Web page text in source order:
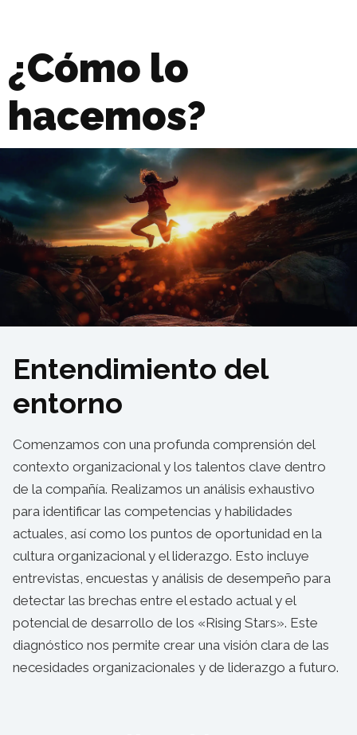
¿Cómo lo
hacemos?
Entendimiento del
entorno
Comenzamos con una profunda comprensión del
contexto organizacional y los talentos clave dentro
de la compañía. Realizamos un análisis exhaustivo
para identificar las competencias y habilidades
actuales, así como los puntos de oportunidad en la
cultura organizacional y el liderazgo. Esto incluye
entrevistas, encuestas y análisis de desempeño para
detectar las brechas entre el estado actual y el
potencial de desarrollo de los «Rising Stars». Este
diagnóstico nos permite crear una visión clara de las
necesidades organizacionales y de liderazgo a futuro.